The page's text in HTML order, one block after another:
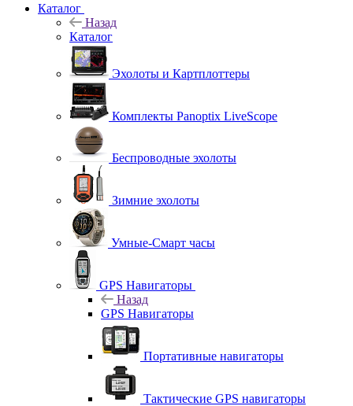
Каталог
Назад
Каталог
Эхолоты и Картплоттеры
Комплекты Panoptix LiveScope
Беспроводные эхолоты
Зимние эхолоты
Умные-Смарт часы
GPS Навигаторы
Назад
GPS Навигаторы
Портативные навигаторы
Тактические GPS навигаторы